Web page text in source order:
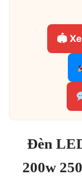
🏟
Đèn
200w